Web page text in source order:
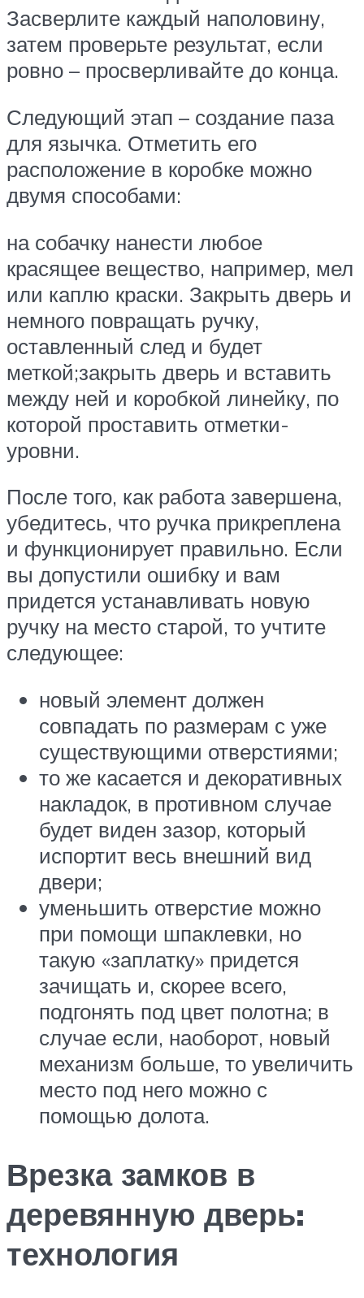
Засверлите каждый наполовину,
затем проверьте результат, если
ровно – просверливайте до конца.
Следующий этап – создание паза
для язычка. Отметить его
расположение в коробке можно
двумя способами:
на собачку нанести любое
красящее вещество, например, мел
или каплю краски. Закрыть дверь и
немного повращать ручку,
оставленный след и будет
меткой;закрыть дверь и вставить
между ней и коробкой линейку, по
которой проставить отметки-
уровни.
После того, как работа завершена,
убедитесь, что ручка прикреплена
и функционирует правильно. Если
вы допустили ошибку и вам
придется устанавливать новую
ручку на место старой, то учтите
следующее:
новый элемент должен
совпадать по размерам с уже
существующими отверстиями;
то же касается и декоративных
накладок, в противном случае
будет виден зазор, который
испортит весь внешний вид
двери;
уменьшить отверстие можно
при помощи шпаклевки, но
такую «заплатку» придется
зачищать и, скорее всего,
подгонять под цвет полотна; в
случае если, наоборот, новый
механизм больше, то увеличить
место под него можно с
помощью долота.
Врезка замков в
деревянную дверь:
технология